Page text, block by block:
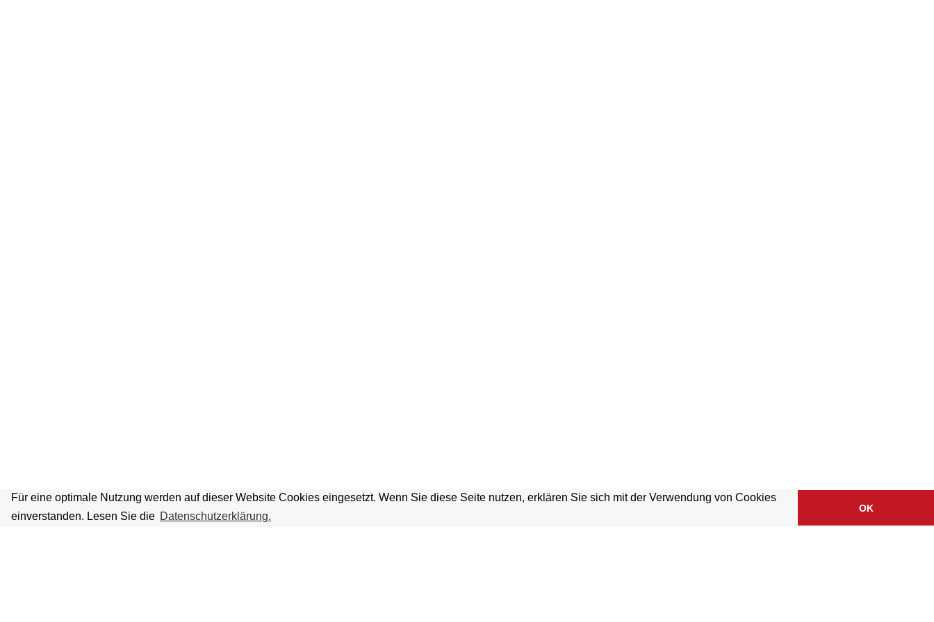
Für eine optimale Nutzung werden auf dieser Website Cookies eingesetzt. Wenn Sie diese Seite nutzen, erklären Sie sich mit der Verwendung von Cookies
einverstanden. Lesen Sie die Datenschutzerklärung.
OK